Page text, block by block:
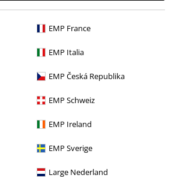
EMP France
EMP Italia
EMP Česká Republika
EMP Schweiz
EMP Ireland
EMP Sverige
Large Nederland
Kommentar